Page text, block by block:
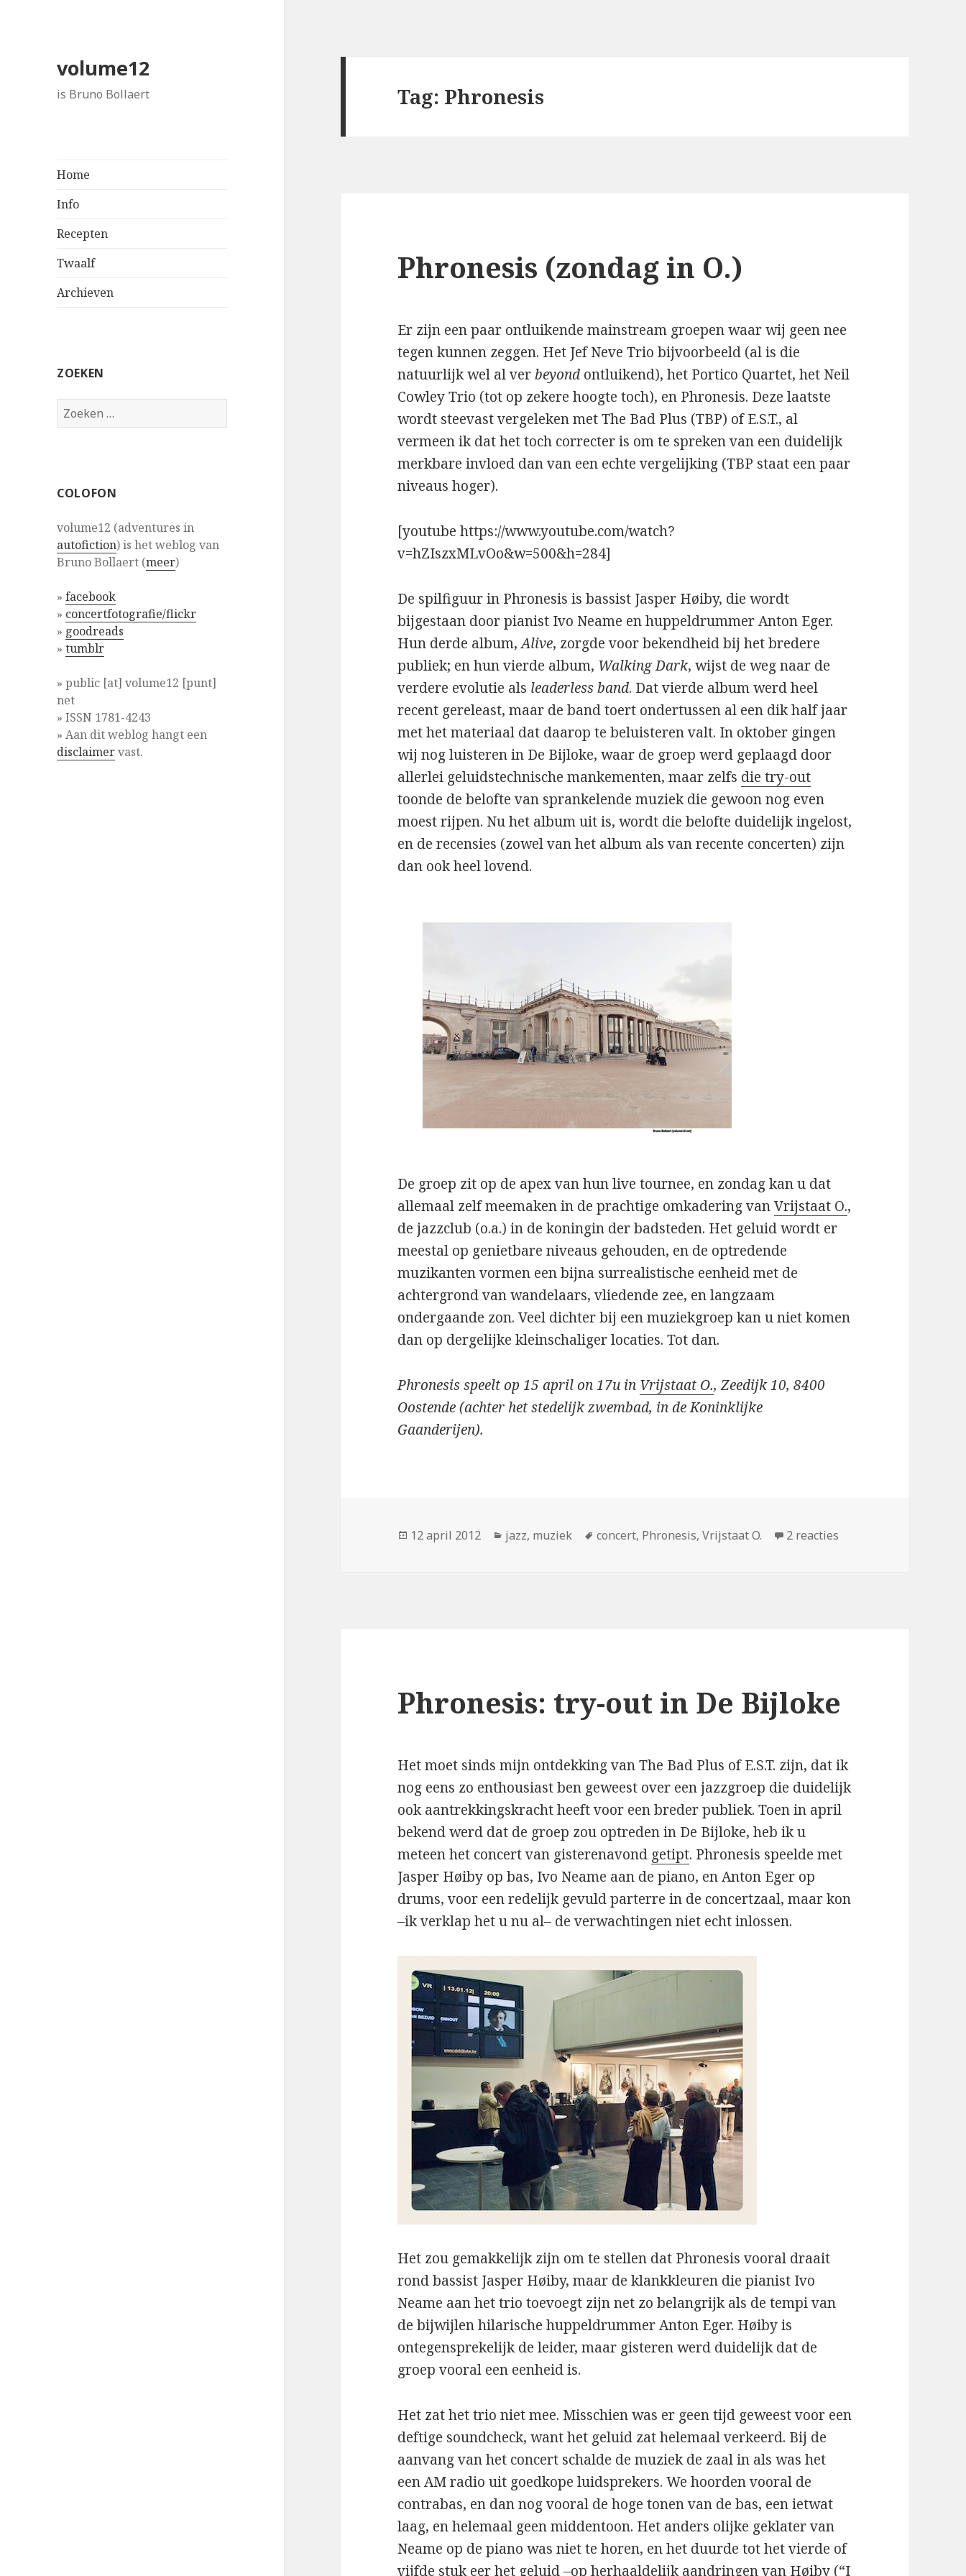
volume12
is Bruno Bollaert
Home
Info
Recepten
Twaalf
Archieven
ZOEKEN
Zoeken
naar:
COLOFON
volume12 (adventures in
autofiction) is het weblog van
Bruno Bollaert (meer)
»facebook
» concertfotografie/flickr
» goodreads
»tumblr
» public [at] volume12 [punt]
net
» ISSN 1781-4243
» Aan dit weblog hangt een
disclaimervast.
Tag: Phronesis
Phronesis (zondag in O.)
Er zijn een paar ontluikende mainstream groepen waar wij geen nee
tegen kunnen zeggen. Het Jef Neve Trio bijvoorbeeld (al is die
natuurlijk wel al verbeyond ontluikend), het Portico Quartet, het Neil
Cowley Trio (tot op zekere hoogte toch), en Phronesis. Deze laatste
wordt steevast vergeleken met The Bad Plus (TBP) of E.S.T., al
vermeen ik dat het toch correcter is om te spreken van een duidelijk
merkbare invloed dan van een echte vergelijking (TBP staat een paar
niveaus hoger).
[youtube https://www.youtube.com/watch?
v=hZIszxMLvOo&w=500&h=284]
De spilfiguur in Phronesis is bassist Jasper Høiby, die wordt
bijgestaan door pianist Ivo Neame en huppeldrummer Anton Eger.
Hun derde album,Alive, zorgde voor bekendheid bij het bredere
publiek; en hun vierde album, Walking Dark, wijst de weg naar de
verdere evolutie als leaderless band. Dat vierde album werd heel
recent gereleast, maar de band toert ondertussen al een dik half jaar
met het materiaal dat daarop te beluisteren valt. In oktober gingen
wij nog luisteren in De Bijloke, waar de groep werd geplaagd door
allerlei geluidstechnische mankementen, maar zelfs die try-out
toonde de belofte van sprankelende muziek die gewoon nog even
moest rijpen. Nu het album uit is, wordt die belofte duidelijk ingelost,
en de recensies (zowel van het album als van recente concerten) zijn
dan ook heel lovend.
De groep zit op de apex van hun live tournee, en zondag kan u dat
allemaal zelf meemaken in de prachtige omkadering vanVrijstaat O.,
de jazzclub (o.a.) in de koningin der badsteden. Het geluid wordt er
meestal op genietbare niveaus gehouden, en de optredende
muzikanten vormen een bijna surrealistische eenheid met de
achtergrond van wandelaars, vliedende zee, en langzaam
ondergaande zon. Veel dichter bij een muziekgroep kan u niet komen
dan op dergelijke kleinschaliger locaties. Tot dan.
Phronesis speelt op 15 april on 17u in Vrijstaat O., Zeedijk 10, 8400
Oostende (achter het stedelijk zwembad, in de Koninklijke
Gaanderijen).
Geplaatst
12 april 2012 Categorieën
jazz, muziek Tags
concert, Phronesis,Vrijstaat O. 2 reacties
Phronesis: try-out in De Bijloke
Het moet sinds mijn ontdekking van The Bad Plus of E.S.T. zijn, dat ik
nog eens zo enthousiast ben geweest over een jazzgroep die duidelijk
ook aantrekkingskracht heeft voor een breder publiek. Toen in april
bekend werd dat de groep zou optreden in De Bijloke, heb ik u
meteen het concert van gisterenavond getipt. Phronesis speelde met
Jasper Høiby op bas, Ivo Neame aan de piano, en Anton Eger op
drums, voor een redelijk gevuld parterre in de concertzaal, maar kon
–ik verklap het u nu al– de verwachtingen niet echt inlossen.
Het zou gemakkelijk zijn om te stellen dat Phronesis vooral draait
rond bassist Jasper Høiby, maar de klankkleuren die pianist Ivo
Neame aan het trio toevoegt zijn net zo belangrijk als de tempi van
de bijwijlen hilarische huppeldrummer Anton Eger. Høiby is
ontegensprekelijk de leider, maar gisteren werd duidelijk dat de
groep vooral een eenheid is.
Het zat het trio niet mee. Misschien was er geen tijd geweest voor een
deftige soundcheck, want het geluid zat helemaal verkeerd. Bij de
aanvang van het concert schalde de muziek de zaal in als was het
een AM radio uit goedkope luidsprekers. We hoorden vooral de
contrabas, en dan nog vooral de hoge tonen van de bas, een ietwat
laag, en helemaal geen middentoon. Het anders olijke geklater van
Neame op de piano was niet te horen, en het duurde tot het vierde of
vijfde stuk eer het geluid –op herhaaldelijk aandringen van Høiby (“I